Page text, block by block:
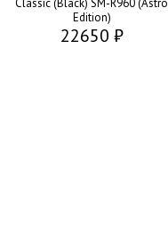
Classic (Black) SM-R960 (Astro
Edition)
22650 ₽